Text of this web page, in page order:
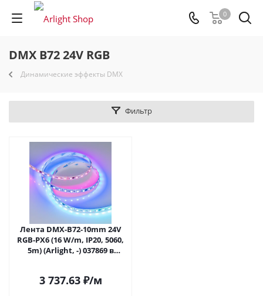
0
DMX B72 24V RGB
Динамические эффекты DMX
Фильтр
Лента DMX-B72-10mm 24V
RGB-PX6 (16 W/m, IP20, 5060,
5m) (Arlight, -) 037869 в
3 737.63₽/м